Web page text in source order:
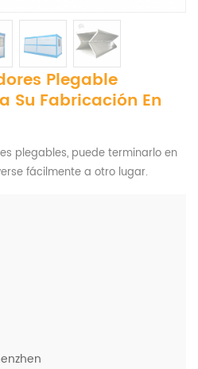
Plegable
Su Fabricación En
plegables, puede terminarlo en
fácilmente a otro lugar.